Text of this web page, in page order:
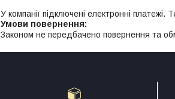
У компанії підключені електронні
Законом не передбачено повернення та